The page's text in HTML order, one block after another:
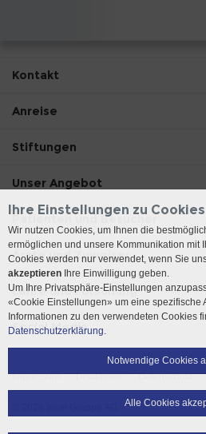
Kontakt
Anreise
Stiftungen
Unser Angebot
Patienten und Besucher
Ärzte und Zuweiser
Lehre und Forschung
Social Media
Impressum Disclaimer Datenschutz
Ihre Einstellungen zu
Wir nutzen Cookies, um Ihnen die
ermöglichen und unsere Kommunikation mit
Cookies werden nur verwendet, wenn Sie
akzeptieren Ihre Einwilligung geben.
Um Ihre Privatsphäre-Einstellungen
«Cookie Einstellungen» um eine spezifische
Informationen zu den verwendeten Cookies
Datenschutzerklärung.
Notwendige Cookies
Alle Cookies